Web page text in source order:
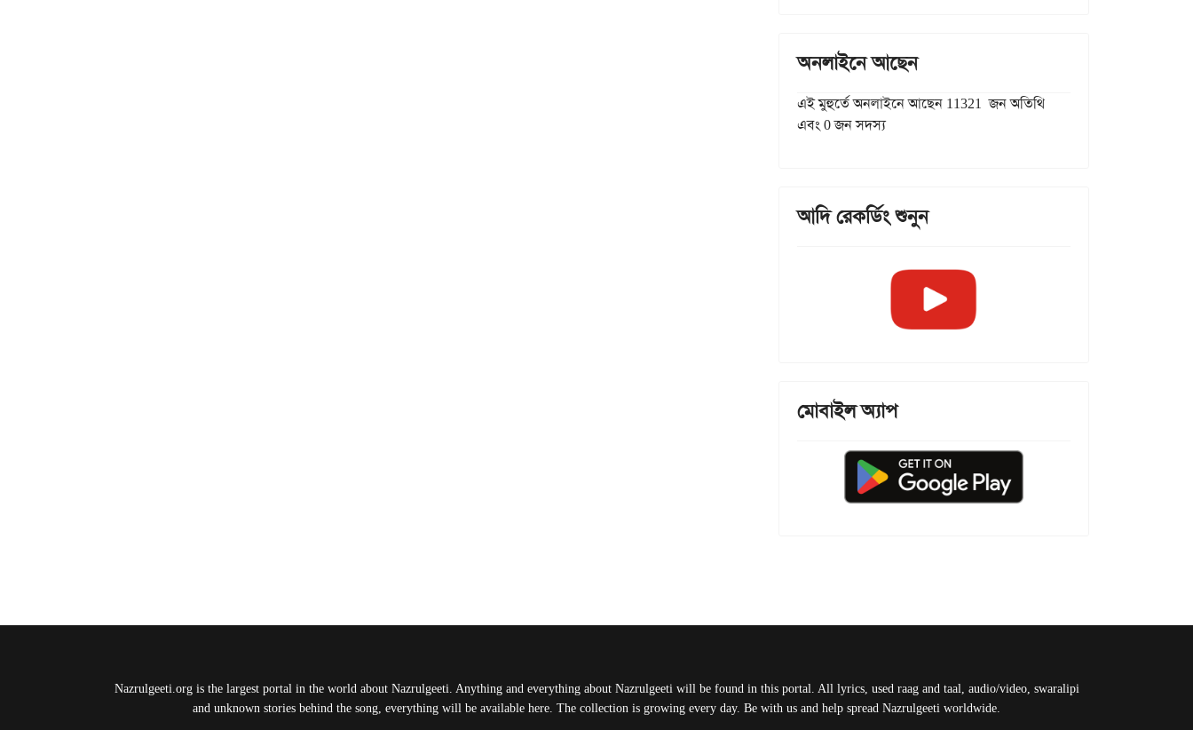
অনলাইনে আছেন
এই মুহুর্তে অনলাইনে আছেন 11321 জন অতিথি
এবং 0 জন সদস্য
আদি রেকর্ডিং শুনুন
মোবাইল অ্যাপ
Nazrulgeeti.org is the largest portal in the world about Nazrulgeeti. Anything and everything about Nazrulgeeti will be found in this portal. All lyrics, used raag and taal, audio/video, swaralipi
and unknown stories behind the song, everything will be available here. The collection is growing every day. Be with us and help spread Nazrulgeeti worldwide.